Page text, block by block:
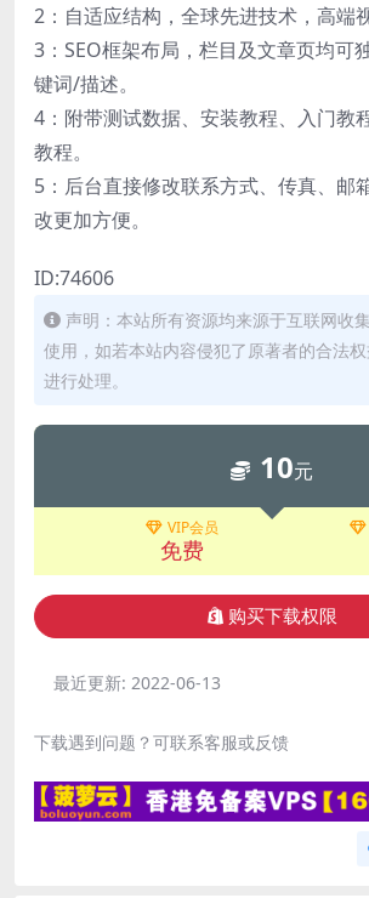
2：自适应结构，全球先进技术，高端
3：SEO框架布局，栏目及文章页均可
键词/描述。
4：附带测试数据、安装教程、入门教
教程。
5：后台直接修改联系方式、传真、邮
改更加方便。
ID:74606
声明：本站所有资源均来源于互联网收
使用，如若本站内容侵犯了原著者的合法
进行处理。
10元
VIP会员
免费
购买下载权限
最近更新: 2022-06-13
下载遇到问题？可联系客服或反馈